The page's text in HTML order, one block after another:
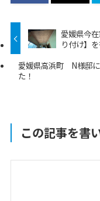
愛媛県今
り付け】
愛媛県高浜町 N様邸
た！
この記事を書